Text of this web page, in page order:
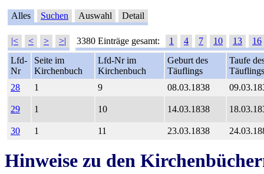
Alles Suchen Auswahl Detail
|< < > >| 3380 Einträge gesamt: 1 4 7 10 13
16
Lfd-
Nr
Seite im
Kirchenbuch
Lfd-Nr im
Kirchenbuch
Geburt des
Täuflings
Taufe
Täuflings
28
1 9 08.03.1838
29 1 10 14.03.1838
30 1 11 23.03.1838
Hinweise zu den